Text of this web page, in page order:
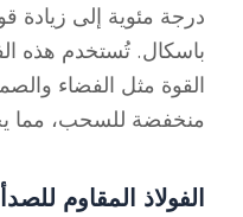
باسكال. تُستخدم هذه
القوة مثل الفضاء
منخفضة للسحب، مما
الفولاذ المقاوم